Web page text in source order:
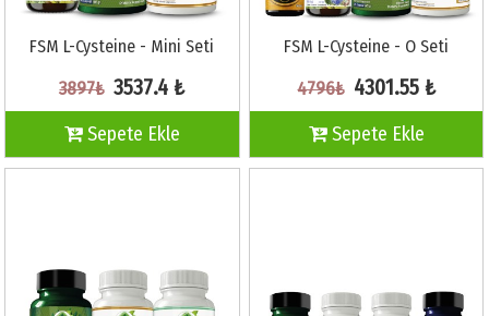
FSM L-Cysteine - Mini Seti
3897₺ 3537.4 ₺
Sepete Ekle
FSM L-Cysteine - O Seti
4796₺ 4301.55 ₺
Sepete Ekle